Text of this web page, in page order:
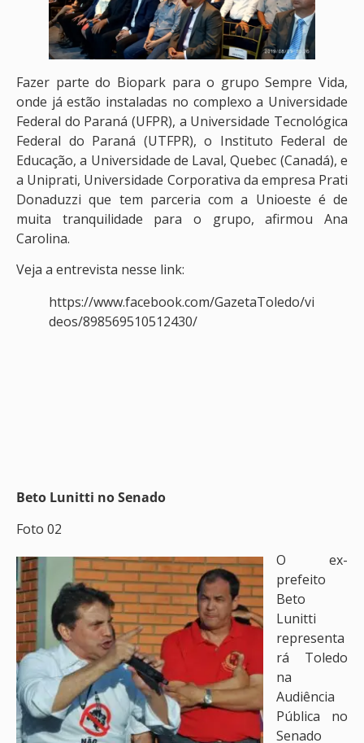
Fazer parte do Biopark para o grupo Sempre Vida,
onde já estão instaladas no complexo a Universidade
Federal do Paraná (UFPR), a Universidade Tecnológica
Federal do Paraná (UTFPR), o Instituto Federal de
Educação, a Universidade de Laval, Quebec (Canadá), e
a Uniprati, Universidade Corporativa da empresa Prati
Donaduzzi que tem parceria com a Unioeste é de
muita tranquilidade para o grupo, afirmou Ana
Carolina.
Veja a entrevista nesse link:
https://www.facebook.com/GazetaToledo/vi
deos/898569510512430/
Beto Lunitti no Senado
Foto 02
O ex-
prefeito
Beto
Lunitti
representa
rá Toledo
na
Audiência
Pública no
Senado